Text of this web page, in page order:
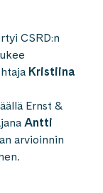
CSRD:n
Kristiina
Ernst &
Antti
arvioinnin